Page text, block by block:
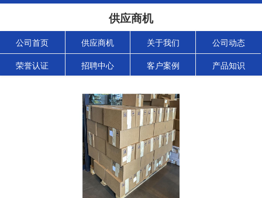
供应商机
公司首页 供应商机 关于我们 公司动态
荣誉认证 招聘中心 客户案例 产品知识